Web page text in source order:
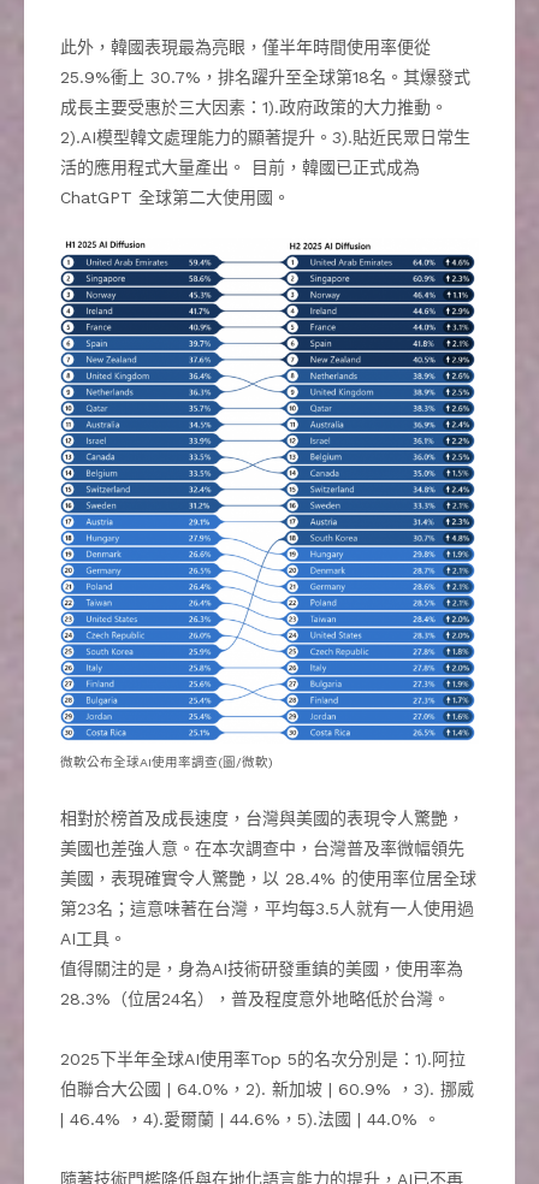
此外，韓國表現最為亮眼，僅半年時間使用率便從
25.9%衝上 30.7%，排名躍升至全球第18名。其爆發式
成長主要受惠於三大因素：1).政府政策的大力推動。
2).AI模型韓文處理能力的顯著提升。3).貼近民眾日常生
活的應用程式大量產出。 目前，韓國已正式成為
ChatGPT 全球第二大使用國。
微軟公布全球AI使用率調查(圖/微軟)
相對於榜首及成長速度，台灣與美國的表現令人驚艷，
美國也差強人意。在本次調查中，台灣普及率微幅領先
美國，表現確實令人驚艷，以 28.4% 的使用率位居全球
第23名；這意味著在台灣，平均每3.5人就有一人使用過
AI工具。
值得關注的是，身為AI技術研發重鎮的美國，使用率為
28.3%（位居24名），普及程度意外地略低於台灣。
2025下半年全球AI使用率Top 5的名次分別是：1).阿拉
伯聯合大公國 | 64.0%，2). 新加坡 | 60.9% ，3). 挪威
| 46.4% ，4).愛爾蘭 | 44.6%，5).法國 | 44.0% 。
隨著技術門檻降低與在地化語言能力的提升，AI已不再